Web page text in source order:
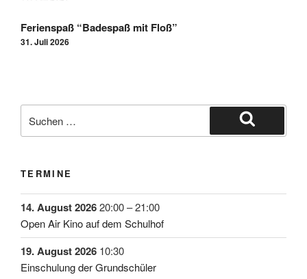
Ferienspaß “Badespaß mit Floß”
31. Juli 2026
TERMINE
14. August 202620:00–21:00
Open Air Kino auf dem Schulhof
19. August 2026 10:30
Einschulung der Grundschüler